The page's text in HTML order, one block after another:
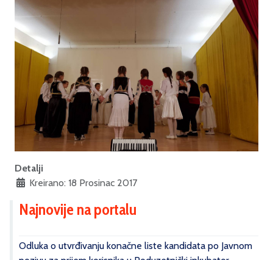
Detalji
Kreirano: 18 Prosinac 2017
Najnovije na portalu
Odluka o utvrđivanju konačne liste kandidata po Javnom